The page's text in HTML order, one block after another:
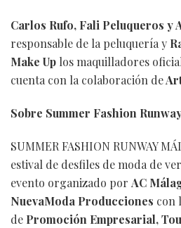
Carlos Rufo, Fali Peluqueros y
responsable de la peluquería y
Make Up los maquilladores
cuenta con la colaboración de
Sobre Summer Fashion
SUMMER FASHION RUNWAY
estival de desfiles de moda de
evento organizado por AC
NuevaModa Producciones con
de Promoción Empresarial,